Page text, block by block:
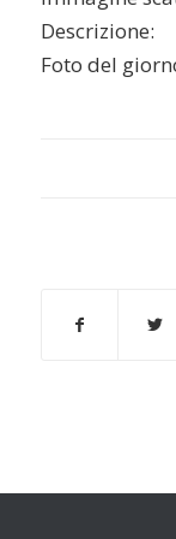
Descrizione:
Foto del